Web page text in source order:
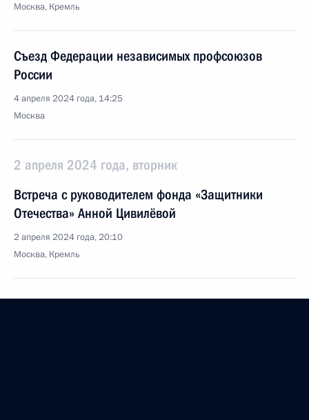
Москва, Кремль
Съезд Федерации независимых профсоюзов
России
4 апреля 2024 года, 14:25
Москва
2 апреля 2024 года, вторник
Встреча с руководителем фонда «Защитники
Отечества» Анной Цивилёвой
2 апреля 2024 года, 20:10
Москва, Кремль
27 марта 2024 года, среда